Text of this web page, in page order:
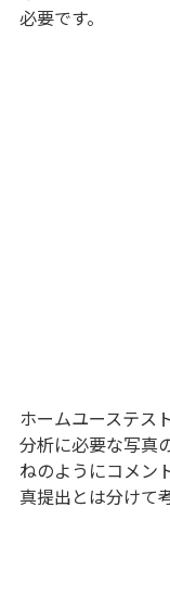
必要です。
ホームユーステス
分析に必要な写真
ねのようにコメン
真提出とは分けて